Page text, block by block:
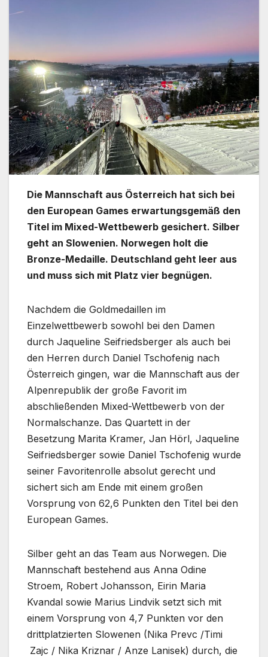
Die Mannschaft aus Österreich hat sich bei
den European Games erwartungsgemäß den
Titel im Mixed-Wettbewerb gesichert. Silber
geht an Slowenien. Norwegen holt die
Bronze-Medaille. Deutschland geht leer aus
und muss sich mit Platz vier begnügen.
Nachdem die Goldmedaillen im
Einzelwettbewerb sowohl bei den Damen
durch Jaqueline Seifriedsberger als auch bei
den Herren durch Daniel Tschofenig nach
Österreich gingen, war die Mannschaft aus der
Alpenrepublik der große Favorit im
abschließenden Mixed-Wettbewerb von der
Normalschanze. Das Quartett in der
Besetzung Marita Kramer, Jan Hörl, Jaqueline
Seifriedsberger sowie Daniel Tschofenig wurde
seiner Favoritenrolle absolut gerecht und
sichert sich am Ende mit einem großen
Vorsprung von 62,6 Punkten den Titel bei den
European Games.
Silber geht an das Team aus Norwegen. Die
Mannschaft bestehend aus Anna Odine
Stroem, Robert Johansson, Eirin Maria
Kvandal sowie Marius Lindvik setzt sich mit
einem Vorsprung von 4,7 Punkten vor den
drittplatzierten Slowenen (Nika Prevc /Timi
Zajc / Nika Kriznar / Anze Lanisek) durch, die